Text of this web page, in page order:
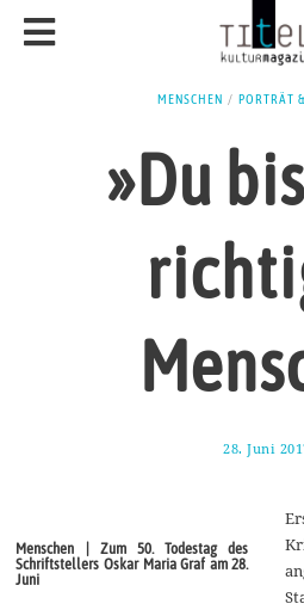
MENSCHEN / PORTRÄT
»Du
28. Juni
Menschen | Zum 50. Todestag des
Schriftstellers Oskar Maria Graf am 28.
Juni